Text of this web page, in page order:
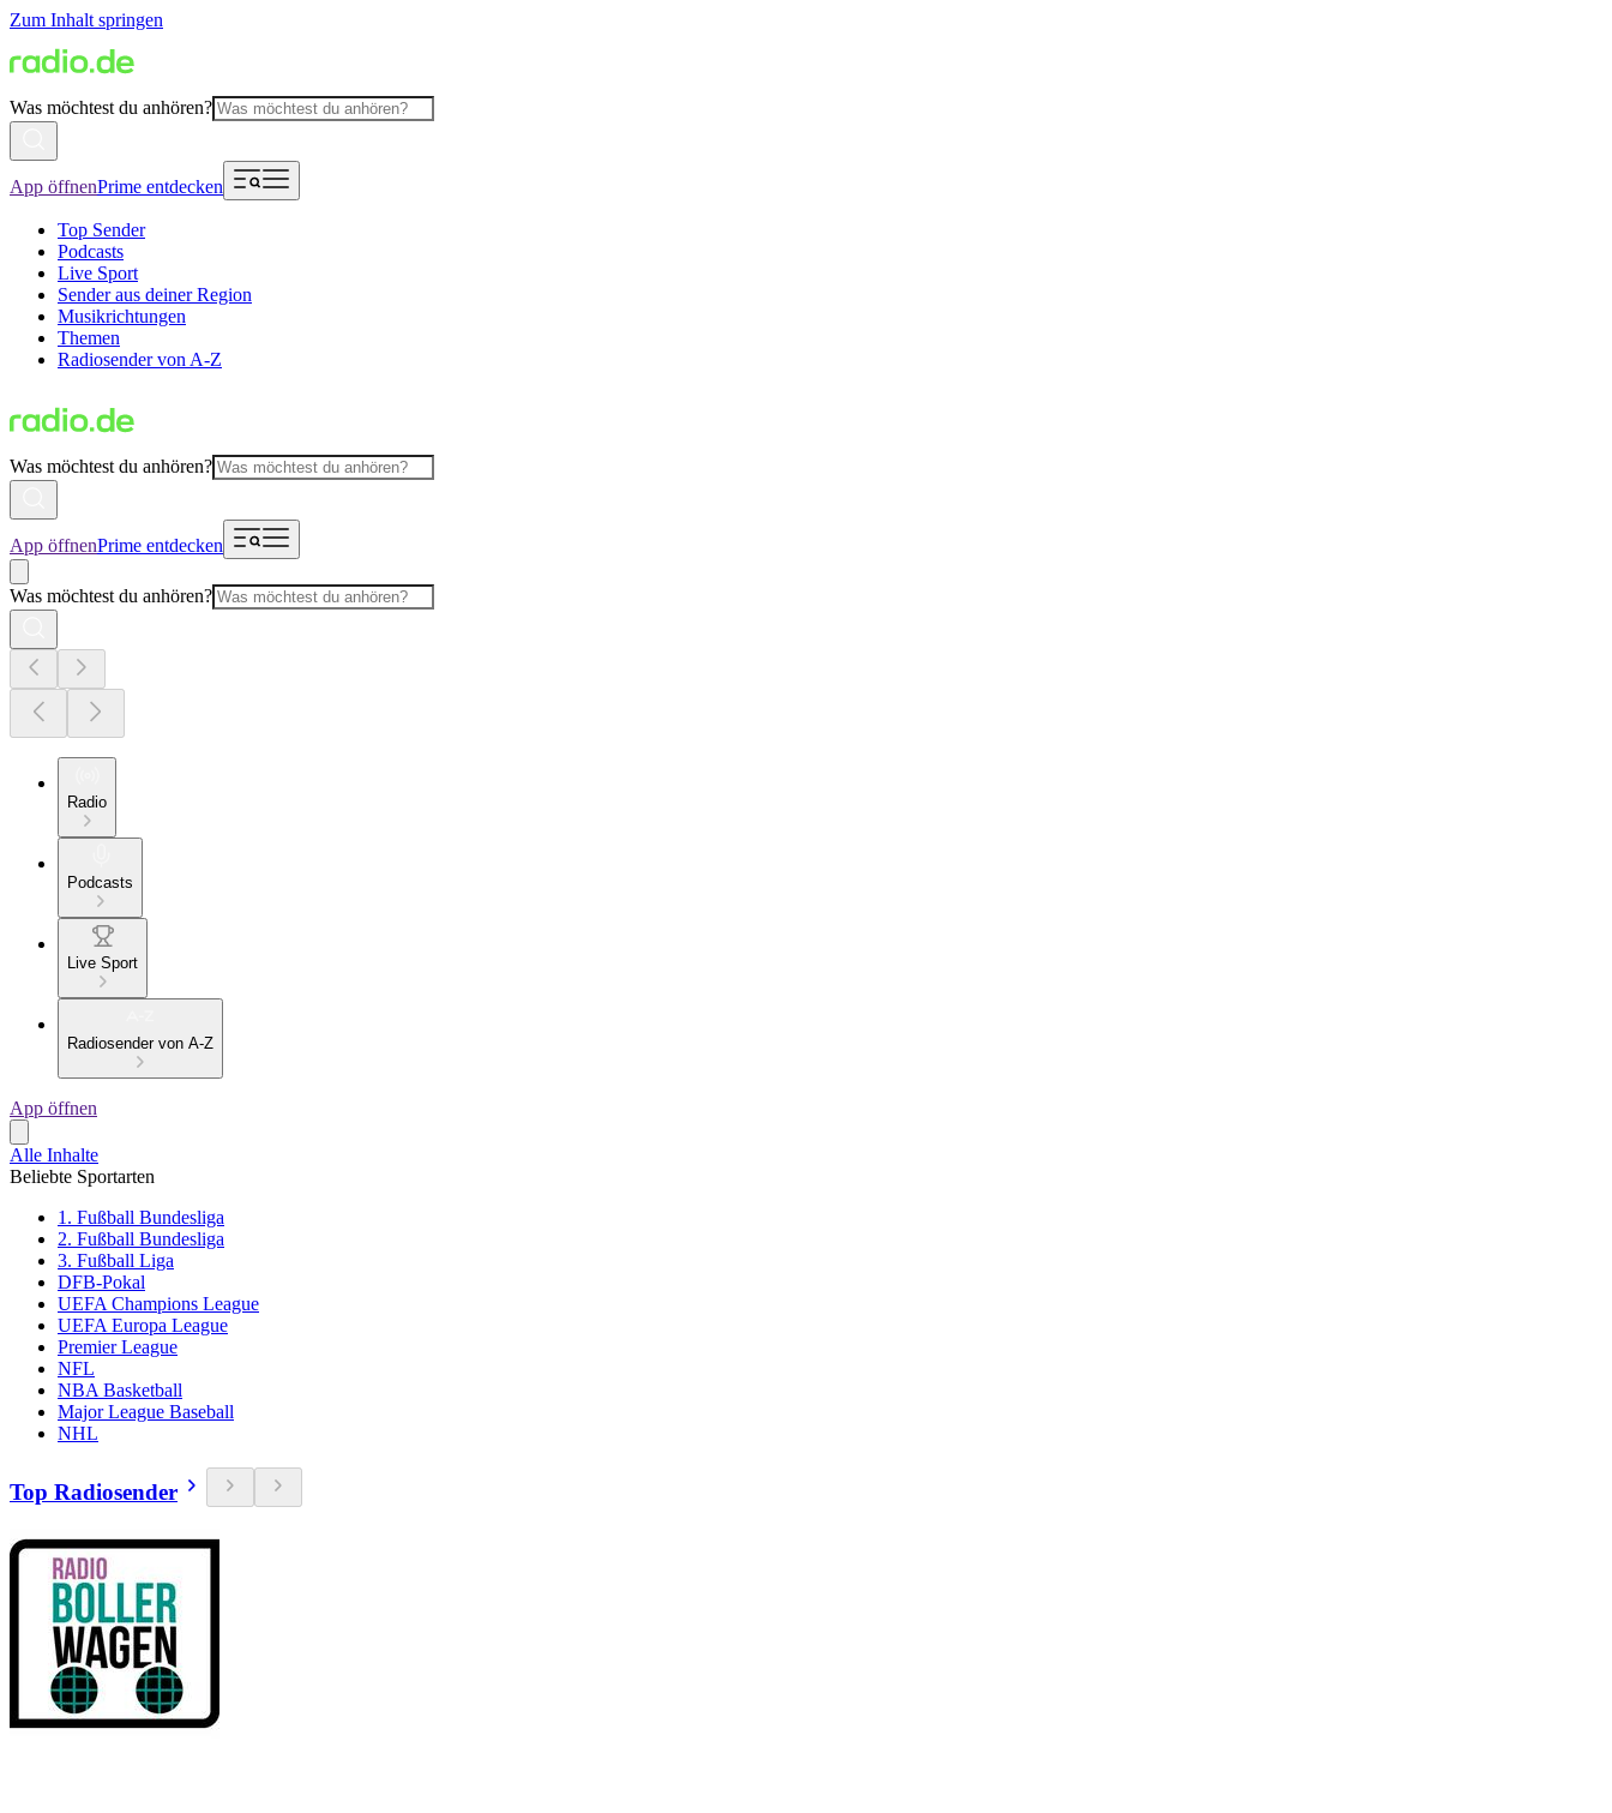
Zum Inhalt springen
Was möchtest du anhören?
App öffnenPrime entdecken
Top Sender
Podcasts
Live Sport
Sender aus deiner Region
Musikrichtungen
Themen
Radiosender von A-Z
Was möchtest du anhören?
App öffnenPrime entdecken
Was möchtest du anhören?
Radio
Podcasts
Live Sport
Radiosender von A-Z
App öffnen
Alle Inhalte
Beliebte Sportarten
1. Fußball Bundesliga
2. Fußball Bundesliga
3. Fußball Liga
DFB-Pokal
UEFA Champions League
UEFA Europa League
Premier League
NFL
NBA Basketball
Major League Baseball
NHL
Top Radiosender